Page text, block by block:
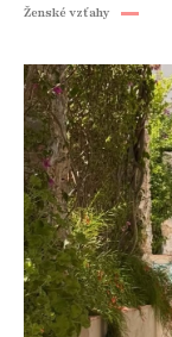
Ženské vzťahy